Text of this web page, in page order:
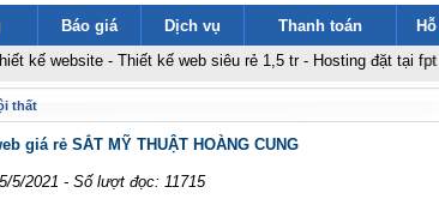
Báo giá Dịch vụ Thanh toán
-Thiết kế web siêu rẻ 1,5 tr-Hosting đặt tại fpt không
thất
giá rẻ SẮT MỸ THUẬT HOÀNG CUNG
5/2021 - Số lượt đọc: 11715